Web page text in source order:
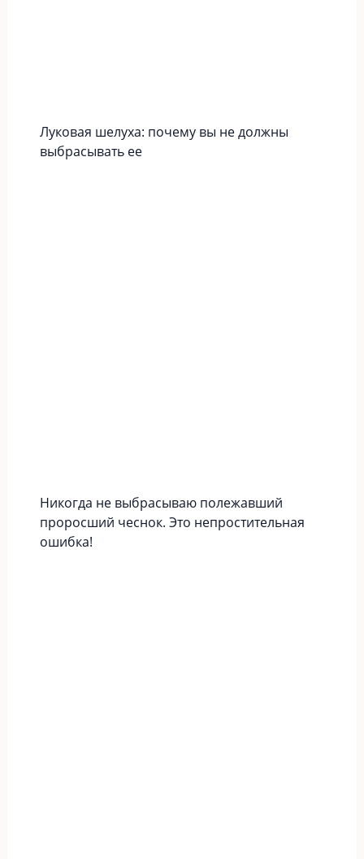
Луковая шелуха: почему вы не должны
выбрасывать ее
Никогда не выбрасываю полежавший
проросший чеснок. Это непростительная
ошибка!